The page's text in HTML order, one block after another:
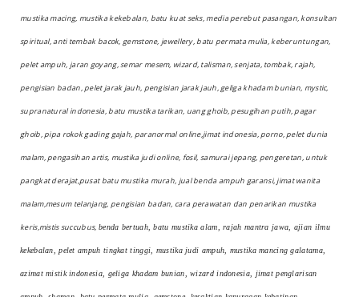
mustika macing, mustika kekebalan, batu kuat seks, media perebut pasangan, konsultan
spiritual, anti tembak bacok, gemstone, jewellery, batu permata mulia, keberuntungan,
pelet ampuh, jaran goyang, semar mesem, wizard, talisman, senjata, tombak, rajah,
pengisian badan, pelet jarak jauh, pengisian jarak jauh, geliga khadam bunian, mystic,
supranatural indonesia, batu mustika tarikan, uang ghoib, pesugihan putih, pagar
ghoib, pipa rokok gading gajah, paranormal online,jimat indonesia, porno, pelet dunia
malam, pengasihan artis, mustika judi online, fosil, samurai jepang, pengeretan, untuk
pangkat derajat,pusat batu mustika murah, jual benda ampuh garansi, jimat wanita
malam,mesum telanjang, pengisian badan, cara perawatan dan penarikan mustika
keris,mistis succubus, benda bertuah, batu mustika alam, rajah mantra jawa, ajian ilmu
kekebalan, pelet ampuh tingkat tinggi, mustika judi ampuh, mustika mancing galatama,
azimat mistik indonesia, geliga khadam bunian, wizard indonesia, jimat penglarisan